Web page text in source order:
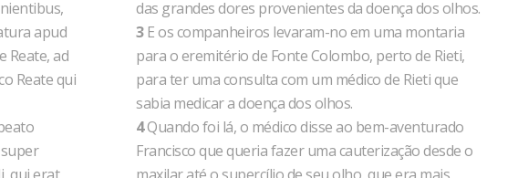
apud
Reate, ad
Reate qui
das grandes dores provenientes da doença dos olhos.
3E os companheiros levaram-no em uma montaria
para o eremitério de Fonte Colombo, perto de Rieti,
para ter uma consulta com um médico de Rieti que
sabia medicar a doença dos olhos.
4Quando foi lá, o médico disse ao bem-aventurado
Francisco que queria fazer uma cauterização desde o